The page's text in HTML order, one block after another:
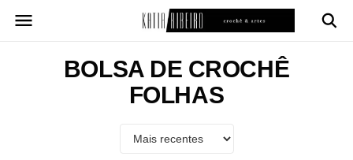
para
BOLSA DE CROCHÊ
FOLHAS